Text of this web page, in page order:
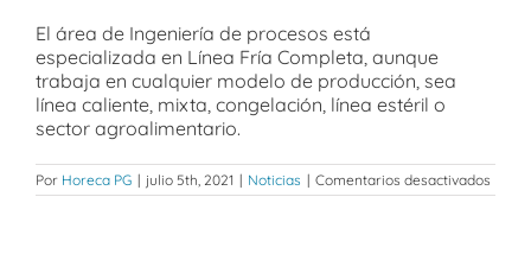
El área de Ingeniería de procesos está
especializada en Línea Fría Completa, aunque
trabaja en cualquier modelo de producción, sea
línea caliente, mixta, congelación, línea estéril o
sector agroalimentario.
Por Horeca PG | julio 5th, 2021 | Noticias | Comentarios desactivados